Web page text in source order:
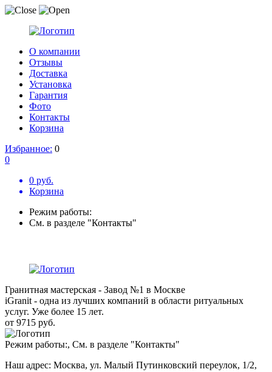
О компании
Отзывы
Доставка
Установка
Гарантия
Фото
Контакты
Корзина
Избранное: 0
0
0 руб.
Корзина
Режим работы:
См. в разделе "Контакты"
Гранитная мастерская - Завод №1 в Москве
iGranit - одна из лучших компаний в области ритуальных
услуг. Уже более 15 лет.
от 9715 руб.
Режим работы:, См. в разделе "Контакты"
Наш адрес: Москва, ул. Малый Путинковский переулок, 1/2,